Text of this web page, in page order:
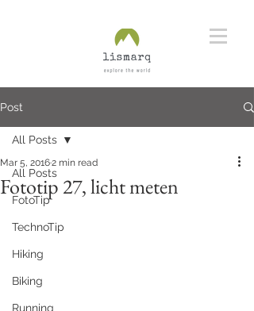
Post
All Posts
FotoTip
TechnoTip
Hiking
Biking
Running
All Posts
Fototip 27, licht meten
Mar 5, 20162 min read